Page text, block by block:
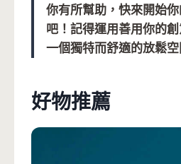
你有所幫助，快來開始
吧！記得運用善用你的
一個獨特而舒適的放鬆空
好物推薦